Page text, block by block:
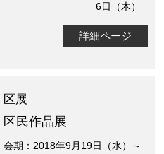
6日（木）
詳細ページ
区展
区民作品展
会期：2018年9月19日（水）～